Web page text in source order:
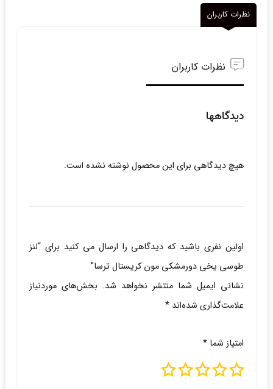
نظرات کاربران
نظرات کاربران
دیدگاهها
هیچ دیدگاهی برای این محصول نوشته نشده است.
اولین نفری باشید که دیدگاهی را ارسال می کنید برای “لنز
طوسی یخی دورمشکی مون کریستال ترسا”
نشانی ایمیل شما منتشر نخواهد شد. بخش‌های موردنیاز
علامت‌گذاری شده‌اند *
امتیاز شما *